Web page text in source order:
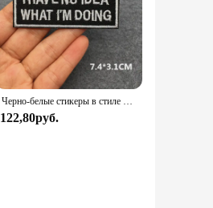
Черно-белые стикеры в стиле панк куртка вышитые нашивки для одежды панк нашивки одежда термоклейкие нашивки
122,80руб.